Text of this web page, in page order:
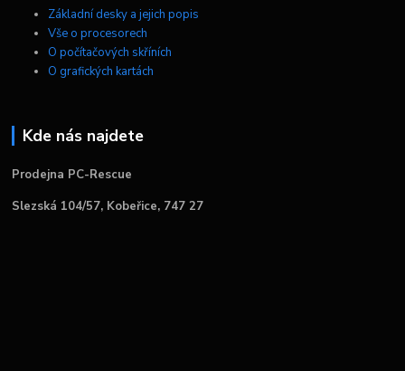
Základní desky a jejich popis
Vše o procesorech
O počítačových skříních
O grafických kartách
Kde nás najdete
Prodejna PC-Rescue
Slezská 104/57, Kobeřice, 747 27